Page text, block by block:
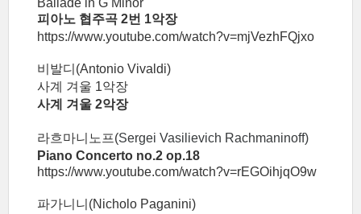
Ballade in G Minor
피아노 협주곡 2번 1악장
https://www.youtube.com/watch?v=mjVezhFQjxo
비발디(Antonio Vivaldi)
사계 겨울 1악장
사계 겨울 2악장
라흐마니노프(Sergei Vasilievich Rachmaninoff)
Piano Concerto no.2 op.18
https://www.youtube.com/watch?v=rEGOihjqO9w
파가니니(Nicholo Paganini)